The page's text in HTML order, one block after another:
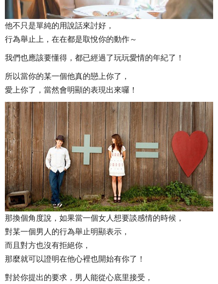
他不只是單純的用說話來討好，
行為舉止上，在在都是取悅你的動作～
我們也應該要懂得，都已經過了玩玩愛情的年紀了！
所以當你的某一個他真的戀上你了，
愛上你了，當然會明顯的表現出來囉！
那換個角度說，如果當一個女人想要談感情的時候，
對某一個男人的行為舉止明顯表示，
而且對方也沒有拒絕你，
那麼就可以證明在他心裡也開始有你了！
對於你提出的要求，男人能從心底里接受，